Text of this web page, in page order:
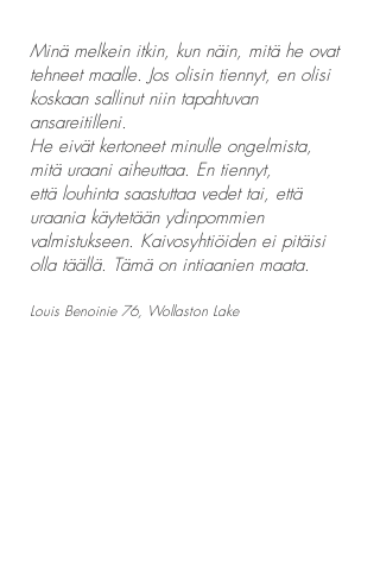
Minä melkein itkin, kun näin, mitä he ovat
tehneet maalle. Jos olisin tiennyt, en olisi
koskaan sallinut niin tapahtuvan
ansareitilleni.
He eivät kertoneet minulle ongelmista,
mitä uraani aiheuttaa. En tiennyt,
että louhinta saastuttaa vedet tai, että
uraania käytetään ydinpommien
valmistukseen. Kaivosyhtiöiden ei pitäisi
olla täällä. Tämä on intiaanien maata.
Louis Benoinie 76, Wollaston Lake